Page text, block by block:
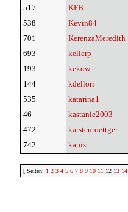
517
KFB
538
Kevin84
701
KerenzaMeredith
693
kellerp
193
kekow
144
kdellori
535
katarina1
46
kastanie2003
472
karstenroettger
742
kapist
[ Seiten: 1 2 3 4 5 6 7 8 9 10 11 12 13 14